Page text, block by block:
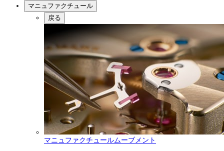
マニュファクチュール
戻る
マニュファクチュールムーブメント